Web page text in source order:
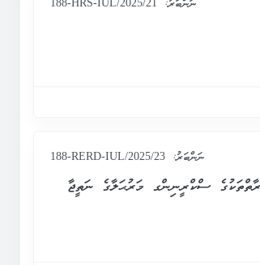
ނަންބަރު: 188-HRS-IUL/2025/21
ނަންބަރު: 188-RERD-IUL/2025/23
ސްކްރީނިންގ މަރުޙަލާގެ ނަތީޖާ